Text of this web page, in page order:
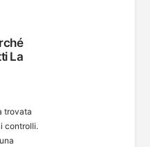
La
trovata
controlli.